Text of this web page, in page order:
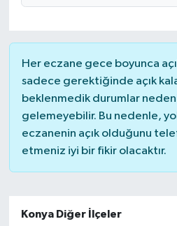
Her eczane gece boyunca
sadece gerektiğinde açık
beklenmedik durumlar
gelemeyebilir. Bu nedenle,
eczanenin açık olduğunu
etmeniz iyi bir fikir olacaktır.
Konya Diğer İlçeler